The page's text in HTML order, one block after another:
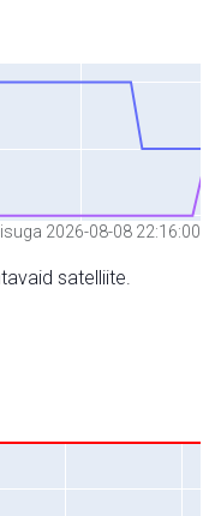
2026-08-08 22:16:00
satelliite.